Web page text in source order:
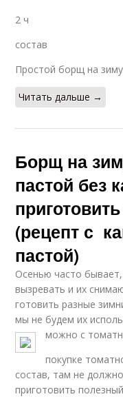
2 ч
состав
Простой борщ на зиму
Читать дальше →
Борщ на
пастой без
(рецепт с
пастой)
Осенью часто
вызревать и их
готовить разные
мы не будем их
можно с
покупке
состав, там не
приготовить